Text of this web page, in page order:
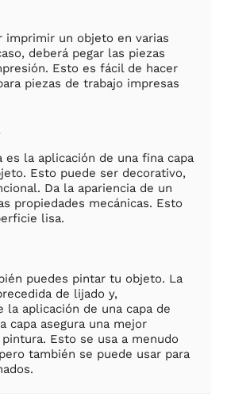
imprimir un objeto en varias
deberá pegar las piezas
Esto es fácil de hacer
piezas de trabajo impresas
es la aplicación de una fina capa
Esto puede ser decorativo,
Da la apariencia de un
propiedades mecánicas. Esto
lisa.
puedes pintar tu objeto. La
de lijado y,
la aplicación de una capa de
capa asegura una mejor
Esto se usa a menudo
también se puede usar para